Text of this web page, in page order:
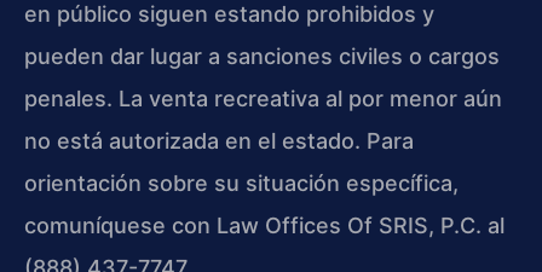
en público siguen estando prohibidos y
pueden dar lugar a sanciones civiles o cargos
penales. La venta recreativa al por menor aún
no está autorizada en el estado. Para
orientación sobre su situación específica,
comuníquese con Law Offices Of SRIS, P.C. al